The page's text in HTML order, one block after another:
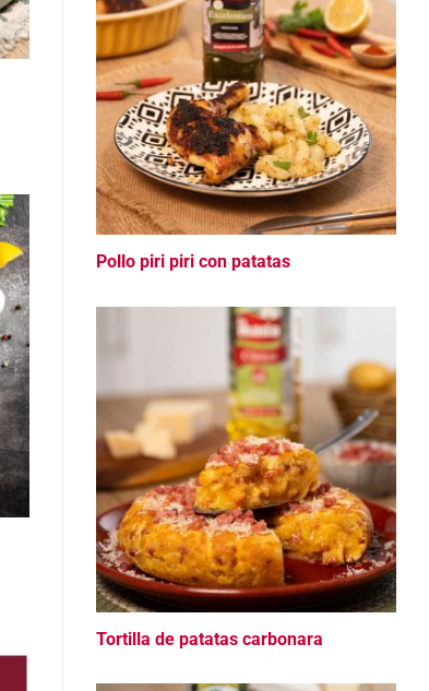
Pollo piri piri con patatas
Tortilla de patatas carbonara